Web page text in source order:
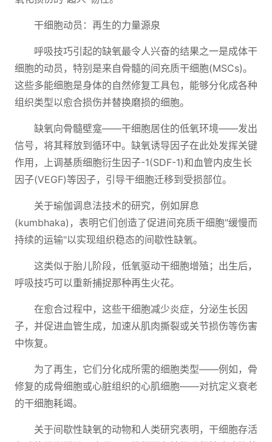
干细胞动员：再生的力量源泉
呼吸技巧引起的缺氧最令人兴奋的结果之一是成体干
细胞的动员，特别是来自骨髓的间充质干细胞(MSCs)。
这些多能细胞是身体的自然修复工具包，能够分化成各种
组织类型以愈合损伤并替换磨损的细胞。
缺氧向骨髓壁龛——干细胞居住的低氧环境——发出
信号，将其释放到循环中。缺氧诱导因子在此处发挥关键
作用，上调基质细胞衍生因子-1(SDF-1)和血管内皮生长
因子(VEGF)等因子，引导干细胞迁移到受损部位。
关于瑜伽调息法技术的研究，例如屏息
(kumbhaka)，表明它们创造了促进间充质干细胞"缓慢而
持续的运输"以实现组织稳态的间歇性缺氧。
这类似于胎儿阶段，低氧驱动干细胞增殖；出生后，
呼吸技巧可以重新捕捉那种再生火花。
在愈合过程中，这些干细胞减少炎症，分泌生长因
子，并促进血管生成，加速从肌肉撕裂或关节损伤等伤害
中恢复。
为了再生，它们分化成所需的细胞类型——例如，骨
修复的成骨细胞或心脏组织的心肌细胞——对抗定义衰老
的干细胞耗竭。
关于间歇性缺氧的动物和人类研究表明，干细胞存活